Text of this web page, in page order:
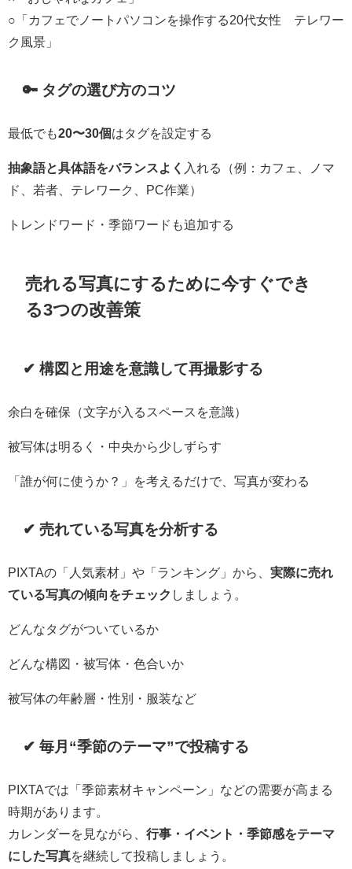
○「カフェでノートパソコンを操作する20代女性 テレワー
ク風景」
🔑 タグの選び方のコツ
最低でも20〜30個はタグを設定する
抽象語と具体語をバランスよく 入れる（例：カフェ、ノマ
ド、若者、テレワーク、PC作業）
トレンドワード・季節ワードも追加する
売れる写真にするために今すぐでき
る3つの改善策
✔ 構図と用途を意識して再撮影する
余白を確保（文字が入るスペースを意識）
被写体は明るく・中央から少しずらす
「誰が何に使うか？」を考えるだけで、写真が変わる
✔ 売れている写真を分析する
PIXTAの「人気素材」や「ランキング」から、 実際に売れ
ている写真の傾向をチェック しましょう。
どんなタグがついているか
どんな構図・被写体・色合いか
被写体の年齢層・性別・服装など
✔ 毎月“季節のテーマ”で投稿する
PIXTAでは「季節素材キャンペーン」などの需要が高まる
時期があります。
カレンダーを見ながら、 行事・イベント・季節感をテーマ
にした写真を継続して投稿しましょう。